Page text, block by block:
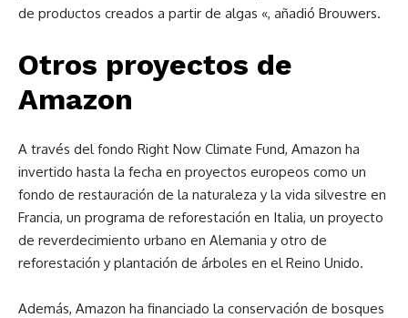
de productos creados a partir de algas «, añadió Brouwers.
Otros proyectos de
Amazon
A través del fondo Right Now Climate Fund, Amazon ha
invertido hasta la fecha en proyectos europeos como un
fondo de restauración de la naturaleza y la vida silvestre en
Francia, un programa de reforestación en Italia, un proyecto
de reverdecimiento urbano en Alemania y otro de
reforestación y plantación de árboles en el Reino Unido.
Además, Amazon ha financiado la conservación de bosques